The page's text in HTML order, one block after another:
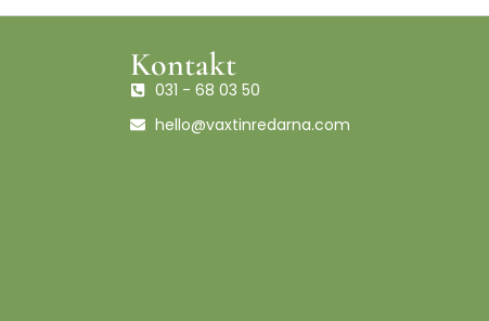
Kontakt
031 - 68 03 50
hello@vaxtinredarna.com